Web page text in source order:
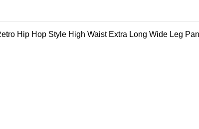
Hip Hop Style High Waist Extra Long Wide Leg